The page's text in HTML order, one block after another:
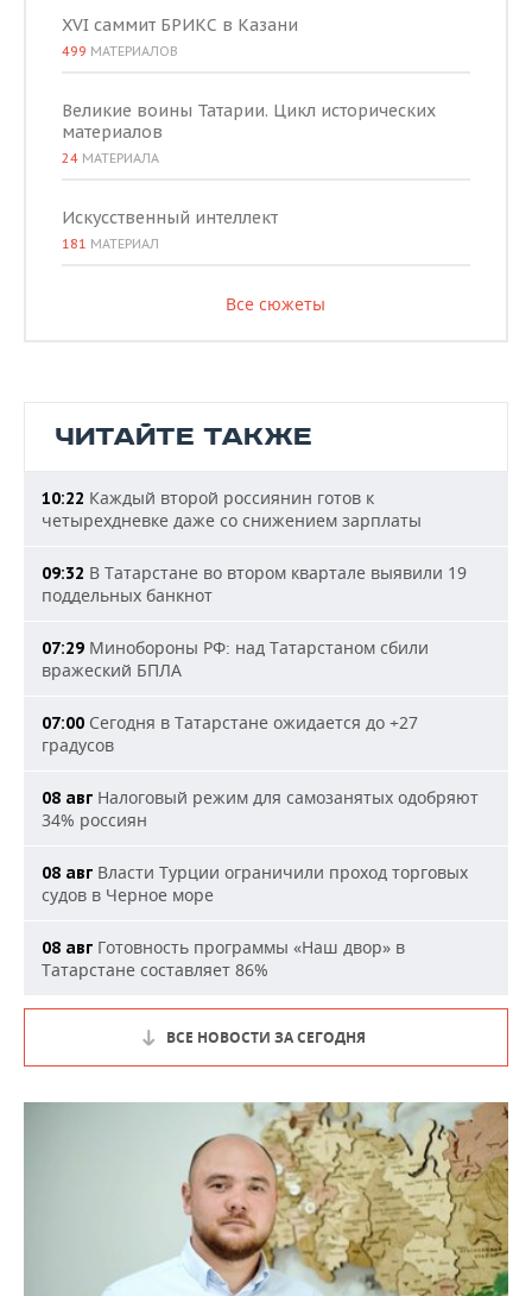
XVI саммит БРИКС в Казани
499 МАТЕРИАЛОВ
Великие воины Татарии. Цикл исторических
материалов
24 МАТЕРИАЛА
Искусственный интеллект
181 МАТЕРИАЛ
Все сюжеты
ЧИТАЙТЕ ТАКЖЕ
10:22 Каждый второй россиянин готов к
четырехдневке даже со снижением зарплаты
09:32 В Татарстане во втором квартале выявили 19
поддельных банкнот
07:29 Минобороны РФ: над Татарстаном сбили
вражеский БПЛА
07:00 Сегодня в Татарстане ожидается до +27
градусов
08 авг Налоговый режим для самозанятых одобряют
34% россиян
08 авг Власти Турции ограничили проход торговых
судов в Черное море
08 авг Готовность программы «Наш двор» в
Татарстане составляет 86%
ВСЕ НОВОСТИ ЗА СЕГОДНЯ